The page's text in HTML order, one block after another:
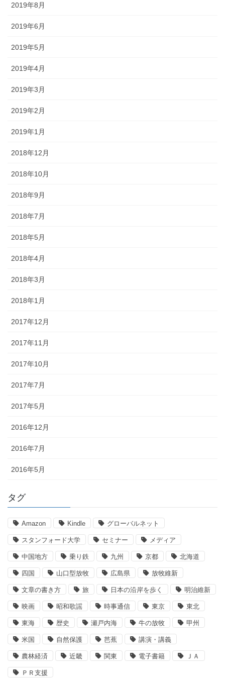
2019年8月
2019年6月
2019年5月
2019年4月
2019年3月
2019年2月
2019年1月
2018年12月
2018年10月
2018年9月
2018年7月
2018年5月
2018年4月
2018年3月
2018年1月
2017年12月
2017年11月
2017年10月
2017年7月
2017年5月
2016年12月
2016年7月
2016年5月
タグ
Amazon Kindle グローバルネット
スタンフォード大学 セミナー メディア
中国地方 乗り鉄 九州 京都 北海道
四国 山口型放牧 広島県 放牧維新
文章の書き方 旅 日本の沿岸を歩く 明治維新
映画 昭和歌謡 時事通信 東京 東北
東海 歴史 瀬戸内海 牛の放牧 甲州
米国 自然保護 芭蕉 講演・講義
農林経済 近畿 関東 電子書籍 ＪＡ
ＰＲ支援